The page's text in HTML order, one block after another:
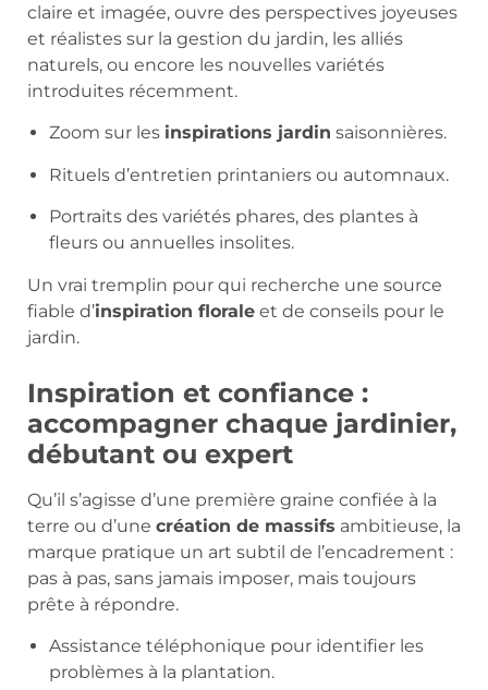
claire et imagée, ouvre des perspectives joyeuses
et réalistes sur la gestion du jardin, les alliés
naturels, ou encore les nouvelles variétés
introduites récemment.
Zoom sur les inspirations jardin saisonnières.
Rituels d’entretien printaniers ou automnaux.
Portraits des variétés phares, des plantes à
fleurs ou annuelles insolites.
Un vrai tremplin pour qui recherche une source
fiable d’inspiration florale et de conseils pour le
jardin.
Inspiration et confiance :
accompagner chaque jardinier,
débutant ou expert
Qu’il s’agisse d’une première graine confiée à la
terre ou d’une création de massifs ambitieuse, la
marque pratique un art subtil de l’encadrement :
pas à pas, sans jamais imposer, mais toujours
prête à répondre.
Assistance téléphonique pour identifier les
problèmes à la plantation.